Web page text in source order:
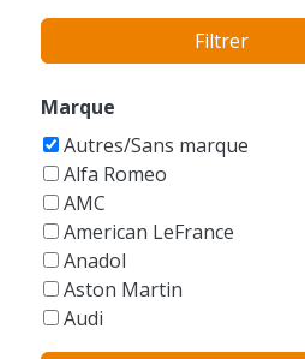
Filtrer
Marque
Autres/Sans marque
Alfa Romeo
AMC
American LeFrance
Anadol
Aston Martin
Audi
Austin